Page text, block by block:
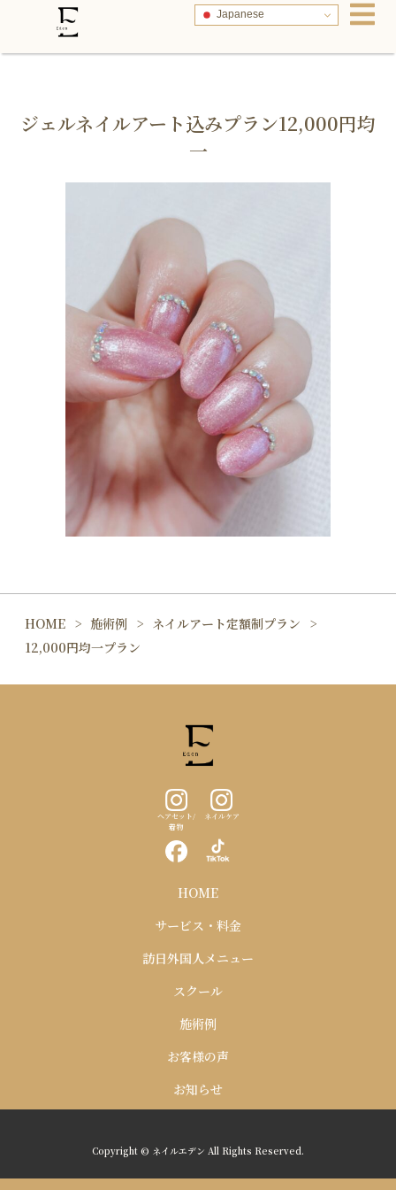
Japanese
ジェルネイルアート込みプラン12,000円均
一
HOME 施術例
ネイルアート定額制プラン
12,000円均一プラン
ヘアセット/
着物
ネイルケア
HOME
サービス・料金
訪日外国人メニュー
スクール
施術例
お客様の声
お知らせ
Copyright © ネイルエデン All Rights Reserved.